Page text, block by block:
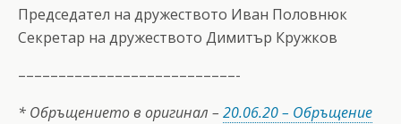
Председател на дружеството Иван Половнюк
Секретар на дружеството Димитър Кружков
–––––––––––––––––––––––––––-
* Обръщението в оригинал – 20.06.20 – Обръщение